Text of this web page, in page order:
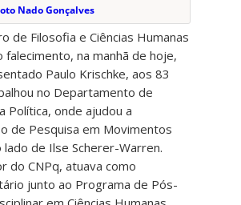
Nado Gonçalves
de Filosofia e Ciências Humanas
falecimento, na manhã de hoje,
Paulo Krischke, aos 83
no Departamento de
Política, onde ajudou a
de Pesquisa em Movimentos
lado de Ilse Scherer-Warren.
do CNPq, atuava como
junto ao Programa de Pós-